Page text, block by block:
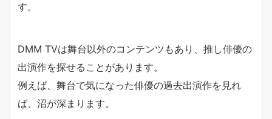
す。
DMM TVは舞台以外のコンテンツもあり、推し俳優の
出演作を探せることがあります。
例えば、舞台で気になった俳優の過去出演作を見れ
ば、沼が深まります。